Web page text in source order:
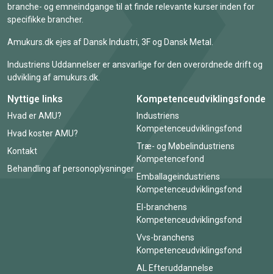
branche- og emneindgange til at finde relevante kurser inden for
specifikke brancher.
Amukurs.dk ejes af Dansk Industri, 3F og Dansk Metal.
Industriens Uddannelser er ansvarlige for den overordnede drift og
udvikling af amukurs.dk.
Nyttige links
Hvad er AMU?
Hvad koster AMU?
Kontakt
Behandling af personoplysninger
Kompetenceudviklingsfonde
Industriens
Kompetenceudviklingsfond
Træ- og Møbelindustriens
Kompetencefond
Emballageindustriens
Kompetenceudviklingsfond
El-branchens
Kompetenceudviklingsfond
Vvs-branchens
Kompetenceudviklingsfond
AL Efteruddannelse